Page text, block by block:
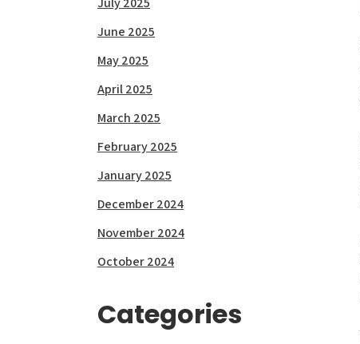
June 2025
May 2025
April 2025
March 2025
February 2025
January 2025
December 2024
November 2024
October 2024
Categories